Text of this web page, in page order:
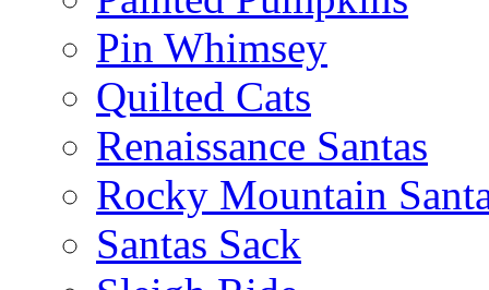
Pin Whimsey
Quilted Cats
Renaissance Santas
Rocky Mountain
Santas Sack